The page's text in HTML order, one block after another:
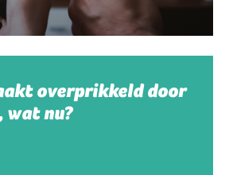
overprikkeld door
wat nu?